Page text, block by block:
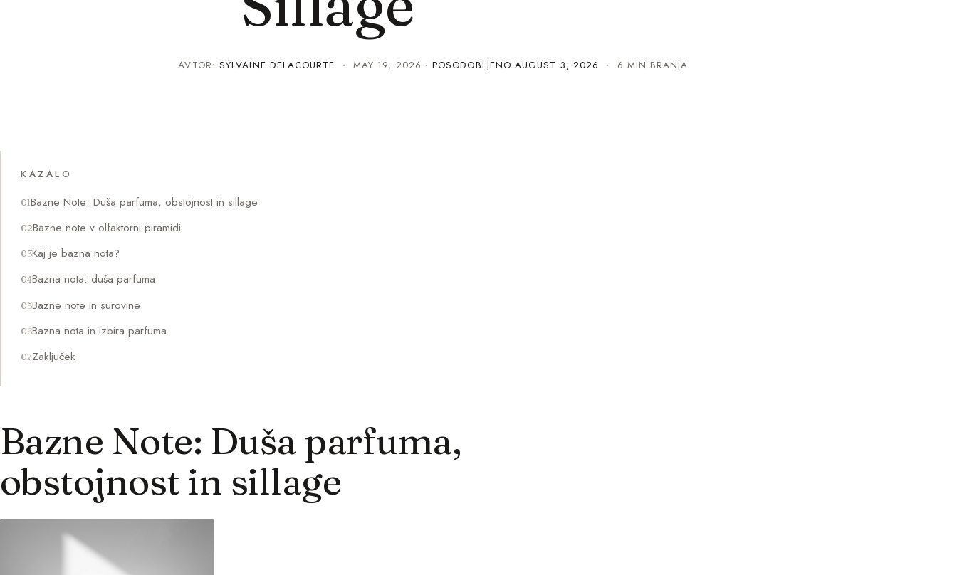
AVTOR:SYLVAINE DELACOURTE · MAY 19, 2026 · POSODOBLJENOAUGUST 3, 2026 · 6 MIN BRANJA
KAZALO
Bazne Note: Duša parfuma, obstojnost in sillage
Bazne note v olfaktorni piramidi
Kaj je bazna nota?
Bazna nota: duša parfuma
Bazne note in surovine
Bazna nota in izbira parfuma
Zaključek
Bazne Note: Duša parfuma,
obstojnost in sillage